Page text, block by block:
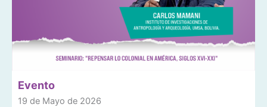
Evento
19 de Mayo de 2026